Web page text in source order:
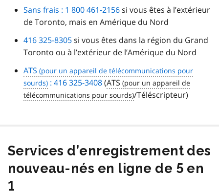
Sans frais : 1 800 461-2156si vous êtes à l’extérieur
de Toronto, mais en Amérique du Nord
416 325-8305si vous êtes dans la région du Grand
Toronto ou à l’extérieur de l’Amérique du Nord
ATS
: 416 325-3408(ATS
/Téléscripteur)
Services d’enregistrement des
nouveau-nés en ligne de 5 en
1